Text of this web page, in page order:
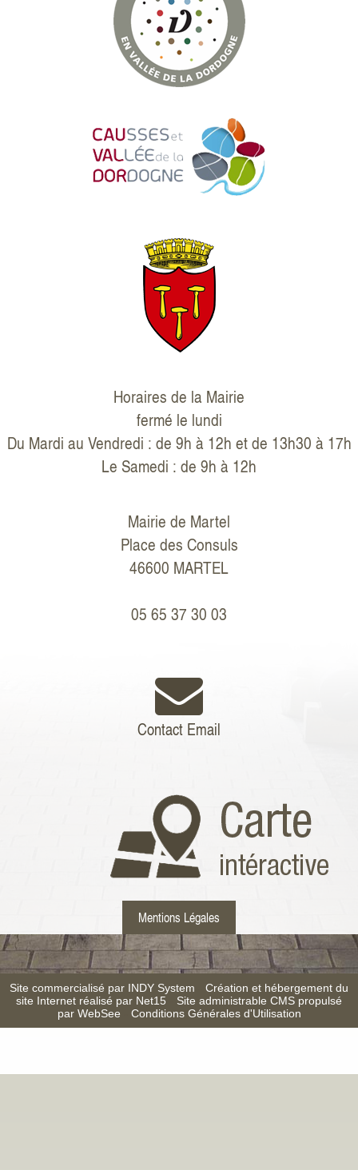
Horaires de la Mairie
fermé le lundi
Du Mardi au Vendredi : de 9h à 12h et de 13h30 à 17h
Le Samedi : de 9h à 12h
Mairie de Martel
Place des Consuls
46600 MARTEL
05 65 37 30 03
Contact Email
Mentions Légales
Site commercialisé par INDY System
Création et hébergement du
site Internet réalisé par Net15
Site administrable CMS propulsé
par WebSee
Conditions Générales d'Utilisation